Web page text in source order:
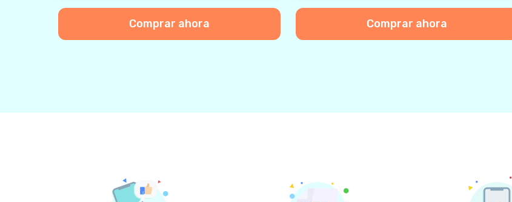
Comprar ahora Comprar ahora